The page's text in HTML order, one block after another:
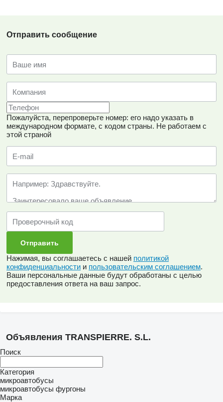
Отправить сообщение
Пожалуйста, перепроверьте номер: его надо указать в
международном формате, с кодом страны. Не работаем с
этой страной
Нажимая, вы соглашаетесь с нашей политикой
конфиденциальности и пользовательским соглашением.
Ваши персональные данные будут обработаны с целью
предоставления ответа на ваш запрос.
Объявления TRANSPIERRE. S.L.
Поиск
Категория
микроавтобусы
микроавтобусы фургоны
Марка